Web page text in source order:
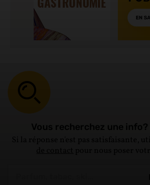
Vous recherchez une